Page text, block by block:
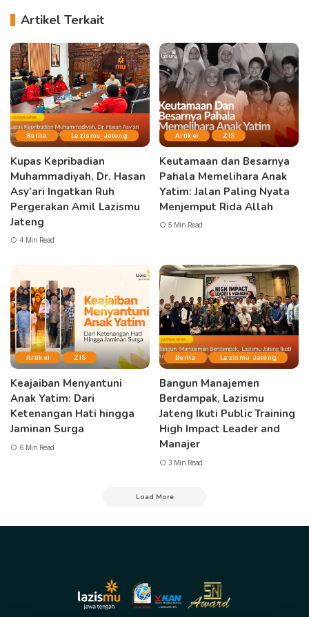
Artikel Terkait
Berita Lazismu Jateng
Kupas Kepribadian
Muhammadiyah, Dr. Hasan
Asy’ari Ingatkan Ruh
Pergerakan Amil Lazismu
Jateng
4 Min Read
Artikel ZIS
Keutamaan dan Besarnya
Pahala Memelihara Anak
Yatim: Jalan Paling Nyata
Menjemput Rida Allah
5 Min Read
Artikel ZIS
Keajaiban Menyantuni
Anak Yatim: Dari
Ketenangan Hati hingga
Jaminan Surga
6 Min Read
Berita Lazismu Jateng
Bangun Manajemen
Berdampak, Lazismu
Jateng Ikuti Public Training
High Impact Leader and
Manajer
3 Min Read
Load More